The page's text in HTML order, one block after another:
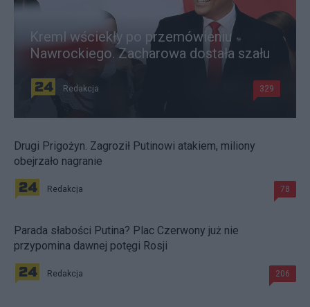
Kreml wściekły po przemówieniu
Nawrockiego. Zacharowa dostała szału
Redakcja 329
Drugi Prigożyn. Zagroził Putinowi atakiem, miliony
obejrzało nagranie
Redakcja 78
Parada słabości Putina? Plac Czerwony już nie
przypomina dawnej potęgi Rosji
Redakcja 206